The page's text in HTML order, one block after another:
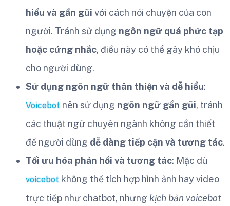
hiểu và gần gũi với cách nói chuyện của con
người. Tránh sử dụng ngôn ngữ quá phức tạp
hoặc cứng nhắc, điều này có thể gây khó chịu
cho người dùng.
Sử dụng ngôn ngữ thân thiện và dễ hiểu:
Voicebot nên sử dụng ngôn ngữ gần gũi, tránh
các thuật ngữ chuyên ngành không cần thiết
để người dùng dễ dàng tiếp cận và tương tác.
Tối ưu hóa phản hồi và tương tác: Mặc dù
voicebot không thể tích hợp hình ảnh hay video
trực tiếp như chatbot, nhưng kịch bản voicebot